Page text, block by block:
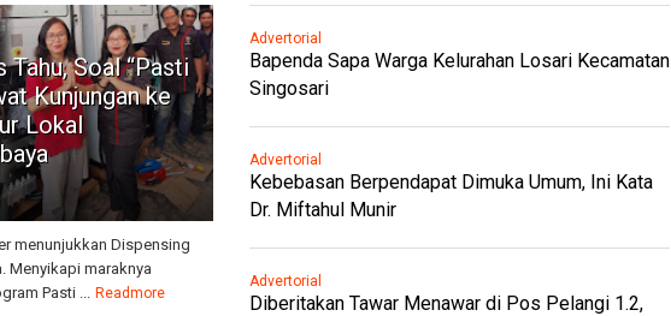
Soal “Pasti
Kunjungan ke
Lokal
menunjukkan Dispensing
Menyikapi maraknya
Pasti ...
Readmore
Advertorial
Bapenda Sapa Warga Kelurahan Losari Kecamatan
Singosari
Advertorial
Kebebasan Berpendapat Dimuka Umum, Ini Kata
Dr. Miftahul Munir
Advertorial
Diberitakan Tawar Menawar di Pos Pelangi 1.2,